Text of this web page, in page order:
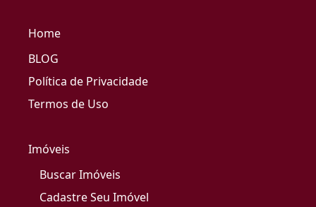
Home
BLOG
Política de Privacidade
Termos de Uso
Imóveis
Buscar Imóveis
Cadastre Seu Imóvel